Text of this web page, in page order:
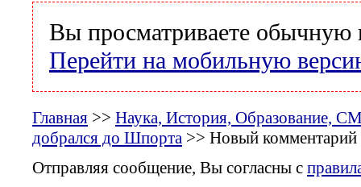
Вы просматриваете обычную
Перейти на мобильную
Главная >> Наука, История, Образование,
добрался до Шпорта >> Новый комментарий
Отправляя сообщение, Вы согласны с